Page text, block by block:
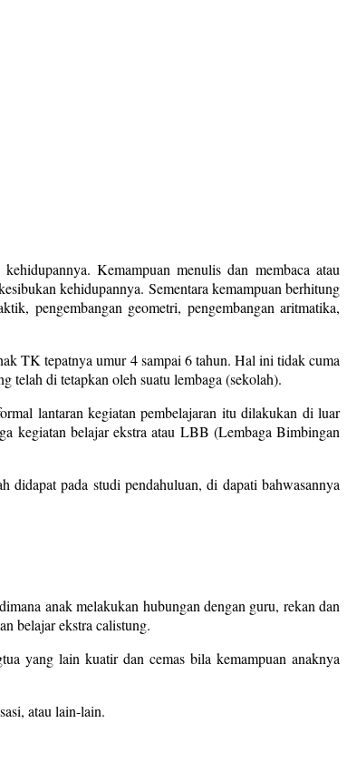
Kemampuan menulis dan membaca atau
kehidupannya. Sementara kemampuan berhitung
pengembangan geometri, pengembangan aritmatika,
TK tepatnya umur 4 sampai 6 tahun. Hal ini tidak cuma
telah di tetapkan oleh suatu lembaga (sekolah).
lantaran kegiatan pembelajaran itu dilakukan di luar
kegiatan belajar ekstra atau LBB (Lembaga Bimbingan
pada studi pendahuluan, di dapati bahwasannya
anak melakukan hubungan dengan guru, rekan dan
belajar ekstra calistung.
yang lain kuatir dan cemas bila kemampuan anaknya
atau lain-lain.